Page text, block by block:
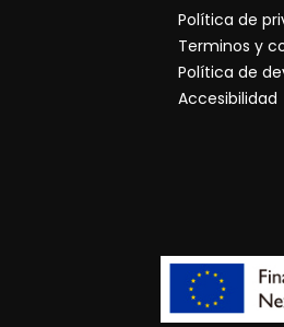
Política de
Terminos y
Política de
Accesibilidad